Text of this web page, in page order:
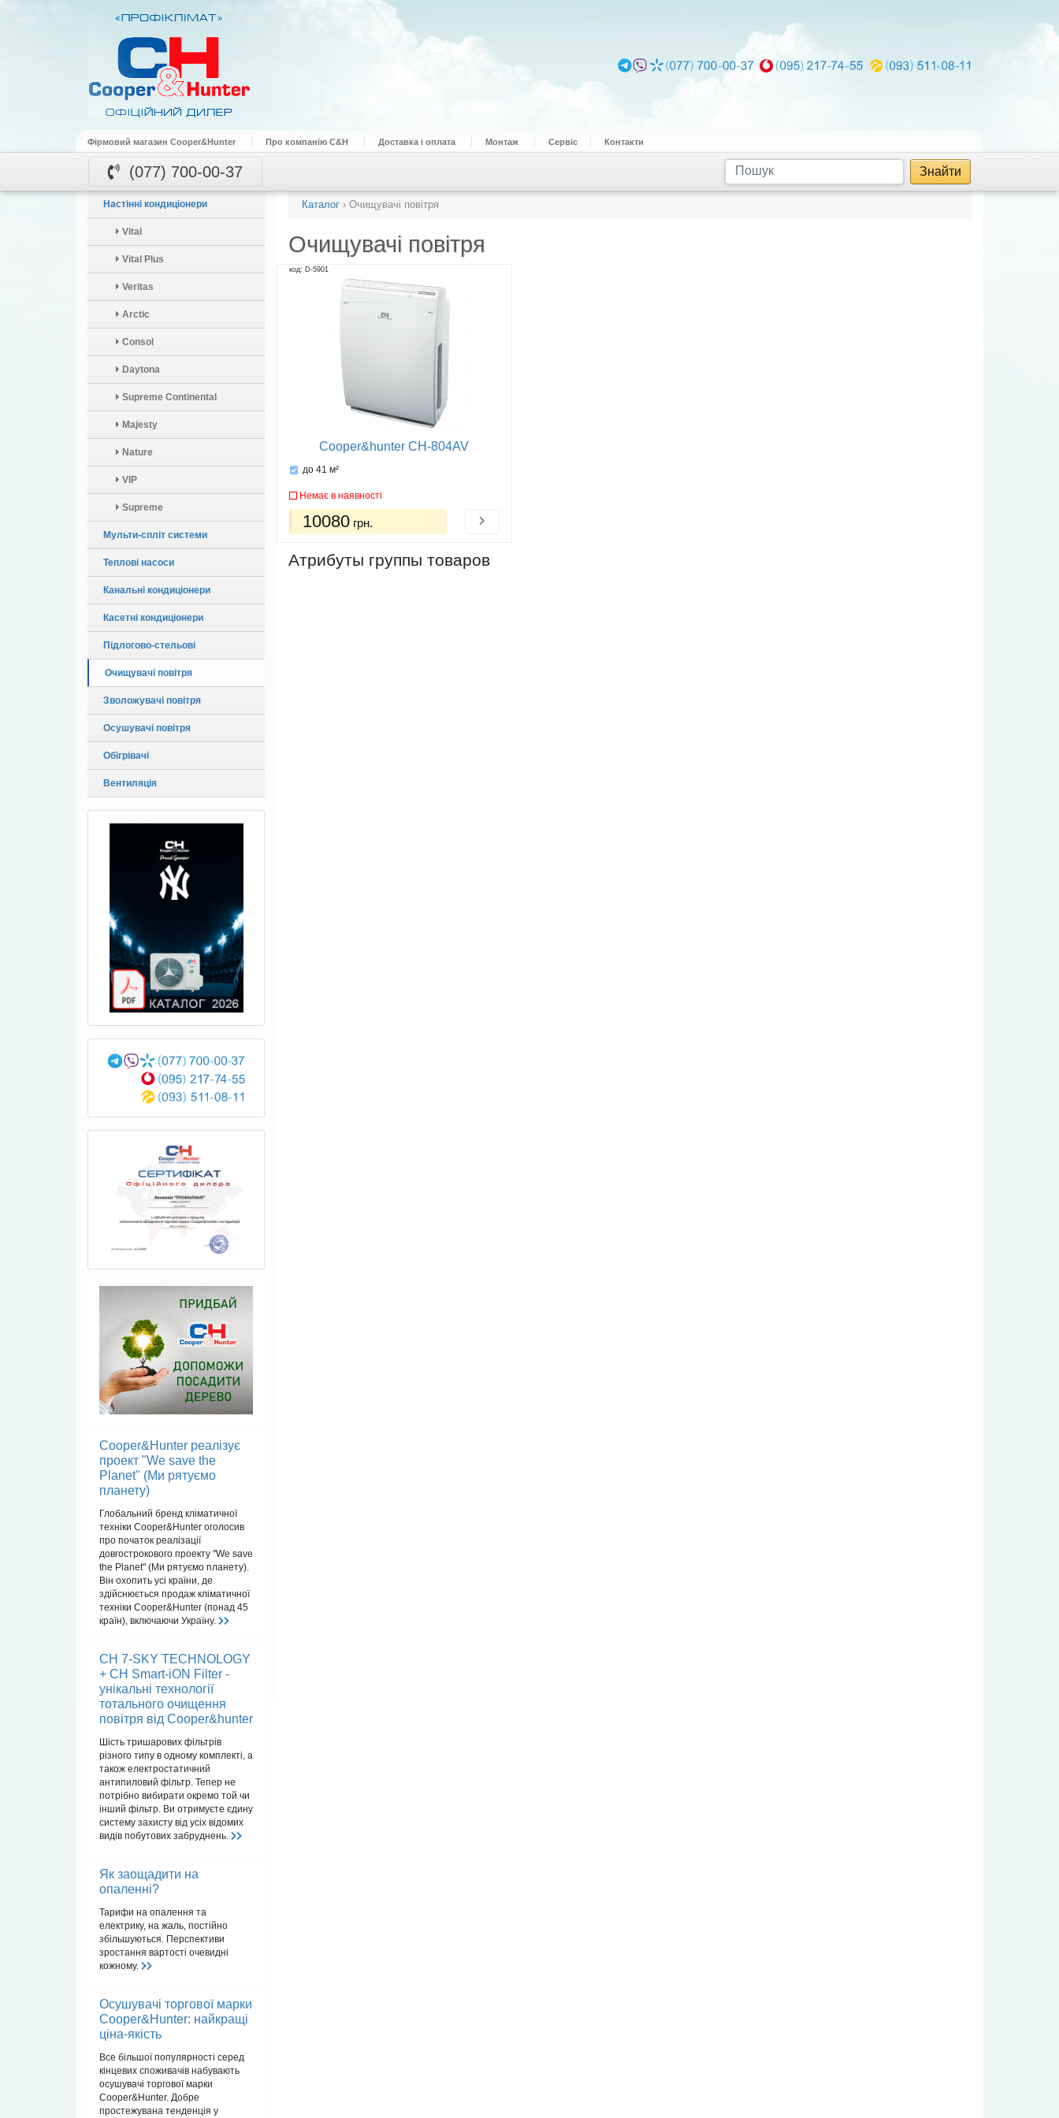
Фірмовий магазин Cooper&Hunter Про компанію C&H Доставка і оплата Монтаж Сервіс Контакти
(077) 700-00-37 Знайти
Настінні кондиціонери
Vital
Vital Plus
Veritas
Arctic
Consol
Daytona
Supreme Continental
Majesty
Nature
VIP
Supreme
Мульти-спліт системи
Теплові насоси
Канальні кондиціонери
Касетні кондиціонери
Підлогово-стельові
Очищувачі повітря
Зволожувачі повітря
Осушувачі повітря
Обігрівачі
Вентиляція
Cooper&Hunter реалізує
проект "We save the
Planet" (Ми рятуємо
планету)
Глобальний бренд кліматичної
техніки Cooper&Hunter оголосив
про початок реалізації
довгострокового проекту "We save
the Planet" (Ми рятуємо планету).
Він охопить усі країни, де
здійснюється продаж кліматичної
техніки Cooper&Hunter (понад 45
країн), включаючи Україну.
CH 7-SKY TECHNOLOGY
+ CH Smart-iON Filter -
унікальні технології
тотального очищення
повітря від Cooper&hunter
Шість тришарових фільтрів
різного типу в одному комплекті, а
також електростатичний
антипиловий фільтр. Тепер не
потрібно вибирати окремо той чи
інший фільтр. Ви отримуєте єдину
систему захисту від усіх відомих
видів побутових забруднень.
Як заощадити на
опаленні?
Тарифи на опалення та
електрику, на жаль, постійно
збільшуються. Перспективи
зростання вартості очевидні
кожному.
Осушувачі торгової марки
Cooper&Hunter: найкращі
ціна-якість
Все більшої популярності серед
кінцевих споживачів набувають
осушувачі торгової марки
Cooper&Hunter. Добре
простежувана тенденція у
Каталог › Очищувачі повітря
Очищувачі повітря
код: D-5901
Cooper&hunter CH-804AV
до 41 м²
Немає в наявності
10080 грн.
Атрибуты группы товаров